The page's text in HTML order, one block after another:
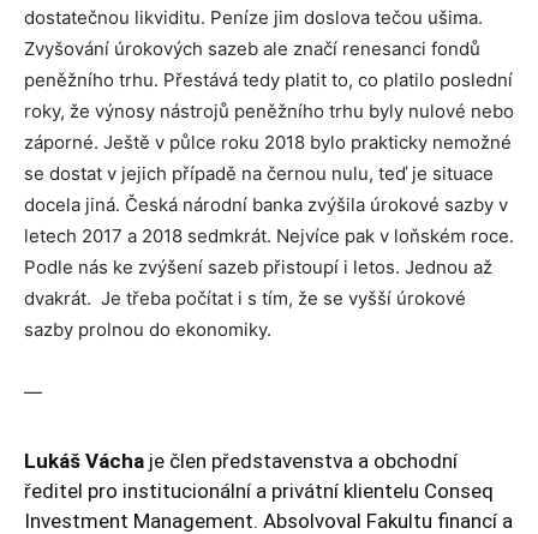
dostatečnou likviditu. Peníze jim doslova tečou ušima.
Zvyšování úrokových sazeb ale značí renesanci fondů
peněžního trhu. Přestává tedy platit to, co platilo poslední
roky, že výnosy nástrojů peněžního trhu byly nulové nebo
záporné. Ještě v půlce roku 2018 bylo prakticky nemožné
se dostat v jejich případě na černou nulu, teď je situace
docela jiná. Česká národní banka zvýšila úrokové sazby v
letech 2017 a 2018 sedmkrát. Nejvíce pak v loňském roce.
Podle nás ke zvýšení sazeb přistoupí i letos. Jednou až
dvakrát. Je třeba počítat i s tím, že se vyšší úrokové
sazby prolnou do ekonomiky.
—
Lukáš Vácha je člen představenstva a obchodní
ředitel pro institucionální a privátní klientelu Conseq
Investment Management. Absolvoval Fakultu financí a